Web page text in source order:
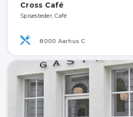
Cross Café
Spisesteder, Café
8000 Aarhus C